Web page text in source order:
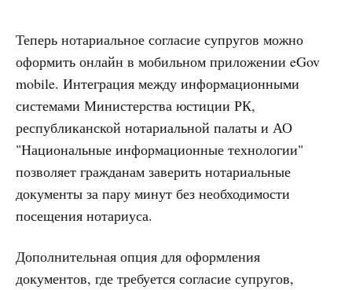
Теперь нотариальное согласие супругов можно
оформить онлайн в мобильном приложении eGov
mobile. Интеграция между информационными
системами Министерства юстиции РК,
республиканской нотариальной палаты и АО
"Национальные информационные технологии"
позволяет гражданам заверить нотариальные
документы за пару минут без необходимости
посещения нотариуса.
Дополнительная опция для оформления
документов, где требуется согласие супругов,